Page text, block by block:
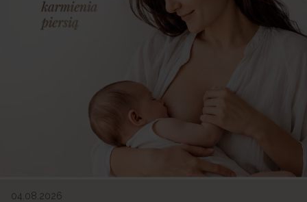
04.08.2026